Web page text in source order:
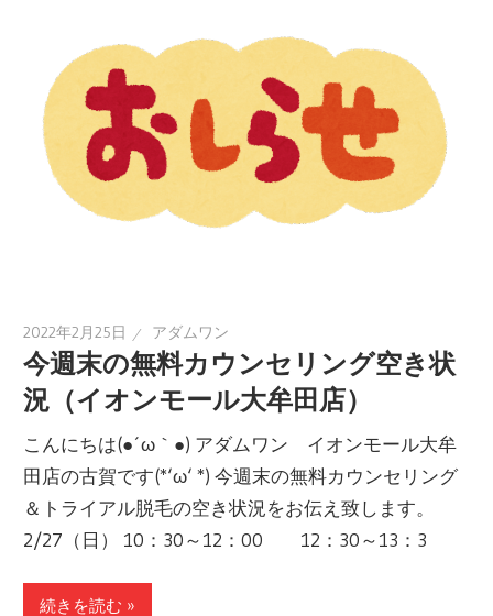
2022年2月25日 アダムワン
今週末の無料カウンセリング空き状
況（イオンモール大牟田店）
こんにちは(●´ω｀●) アダムワン イオンモール大牟
田店の古賀です(*‘ω‘ *) 今週末の無料カウンセリング
＆トライアル脱毛の空き状況をお伝え致します。
2/27（日） 10：30～12：00 12：30～13：3
続きを読む »